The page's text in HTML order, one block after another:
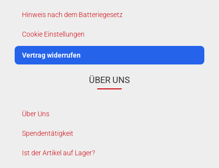
Hinweis nach dem Batteriegesetz
Cookie Einstellungen
Vertrag widerrufen
ÜBER UNS
Über Uns
Spendentätigkeit
Ist der Artikel auf Lager?